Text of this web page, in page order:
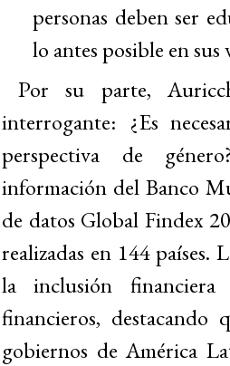
personas deben ser
lo antes posible en sus
Por su parte,
interrogante: ¿Es
perspectiva de
información del Banco
de datos Global Findex
realizadas en 144 países.
la inclusión
financieros,
gobiernos de América